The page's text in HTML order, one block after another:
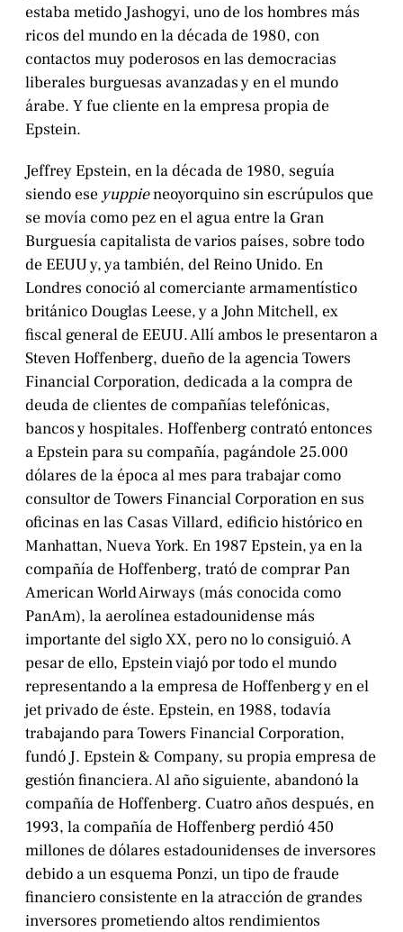
estaba metido Jashogyi, uno de los hombres más
ricos del mundo en la década de 1980, con
contactos muy poderosos en las democracias
liberales burguesas avanzadas y en el mundo
árabe. Y fue cliente en la empresa propia de
Epstein.
Jeffrey Epstein, en la década de 1980, seguía
siendo ese yuppieneoyorquino sin escrúpulos que
se movía como pez en el agua entre la Gran
Burguesía capitalista de varios países, sobre todo
de EEUU y, ya también, del Reino Unido. En
Londres conoció al comerciante armamentístico
británico Douglas Leese, y a John Mitchell, ex
fiscal general de EEUU. Allí ambos le presentaron a
Steven Hoffenberg, dueño de la agencia Towers
Financial Corporation, dedicada a la compra de
deuda de clientes de compañías telefónicas,
bancos y hospitales. Hoffenberg contrató entonces
a Epstein para su compañía, pagándole 25.000
dólares de la época al mes para trabajar como
consultor de Towers Financial Corporation en sus
oficinas en las Casas Villard, edificio histórico en
Manhattan, Nueva York. En 1987 Epstein, ya en la
compañía de Hoffenberg, trató de comprar Pan
American World Airways (más conocida como
PanAm), la aerolínea estadounidense más
importante del siglo XX, pero no lo consiguió. A
pesar de ello, Epstein viajó por todo el mundo
representando a la empresa de Hoffenberg y en el
jet privado de éste. Epstein, en 1988, todavía
trabajando para Towers Financial Corporation,
fundó J. Epstein & Company, su propia empresa de
gestión financiera. Al año siguiente, abandonó la
compañía de Hoffenberg. Cuatro años después, en
1993, la compañía de Hoffenberg perdió 450
millones de dólares estadounidenses de inversores
debido a un esquema Ponzi, un tipo de fraude
financiero consistente en la atracción de grandes
inversores prometiendo altos rendimientos